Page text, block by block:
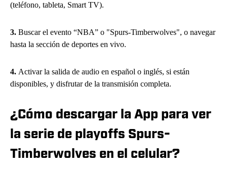
(teléfono, tableta, Smart TV).
3. Buscar el evento “NBA” o "Spurs-Timberwolves", o navegar
hasta la sección de deportes en vivo.
4. Activar la salida de audio en español o inglés, si están
disponibles, y disfrutar de la transmisión completa.
¿Cómo descargar la App para ver
la serie de playoffs Spurs-
Timberwolves en el celular?